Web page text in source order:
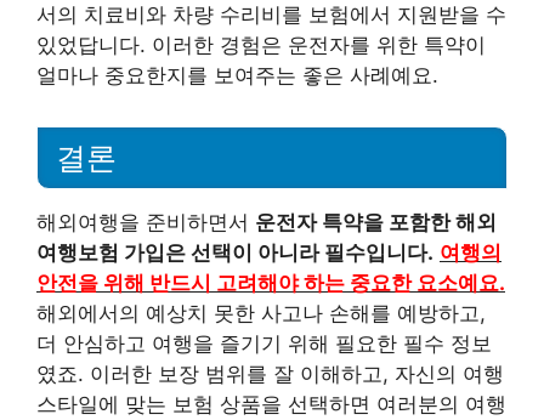
서의 치료비와 차량 수리비를 보험에서 지원받을 수
있었답니다. 이러한 경험은 운전자를 위한 특약이
얼마나 중요한지를 보여주는 좋은 사례예요.
결론
해외여행을 준비하면서 운전자 특약을 포함한 해외
여행보험 가입은 선택이 아니라 필수입니다. 여행의
안전을 위해 반드시 고려해야 하는 중요한 요소예요.
해외에서의 예상치 못한 사고나 손해를 예방하고,
더 안심하고 여행을 즐기기 위해 필요한 필수 정보
였죠. 이러한 보장 범위를 잘 이해하고, 자신의 여행
스타일에 맞는 보험 상품을 선택하면 여러분의 여행